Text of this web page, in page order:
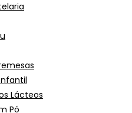
Lácteos
Pó